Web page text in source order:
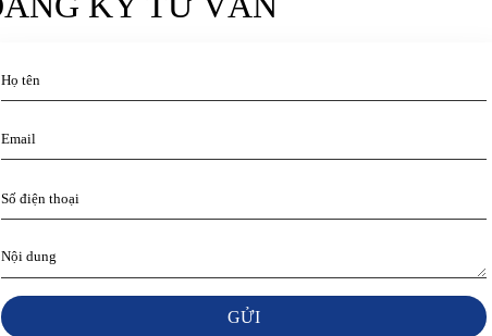
doanh nghiệp của bạn 🚀
là yếu tố quan trọng giúp doanh nghiệp tạo dựng
chỉ là “bộ mặt” online mà còn là nơi khách hàng tìm
chọn mẫu website phù hợp mang lại nhiều lợi ích như: